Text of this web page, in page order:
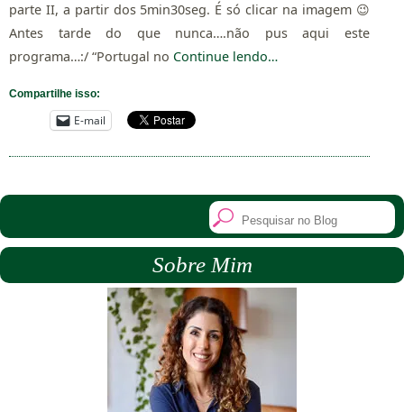
parte II, a partir dos 5min30seg. É só clicar na imagem 😉
Antes tarde do que nunca….não pus aqui este
programa…:/ “Portugal no Continue lendo…
Compartilhe isso:
E-mail
Sobre Mim